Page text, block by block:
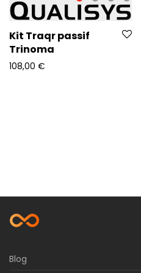
Kit Traqr passif
Trinoma
108,00 €
Blog